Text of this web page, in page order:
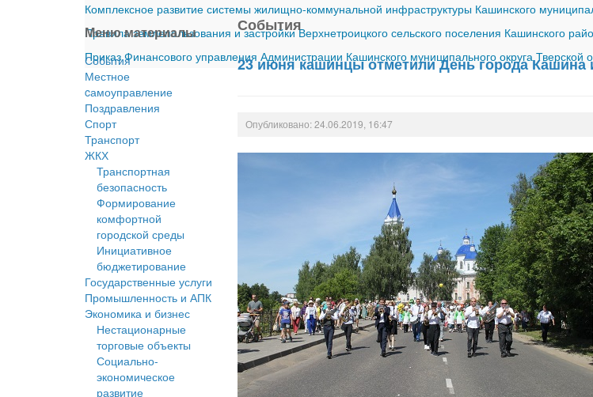
Комплексное развитие системы жилищно-коммунальной инфраструктуры Кашинского
Правила землепользования и застройки Верхнетроицкого сельского поселения Кашинского
Приказ Финансового управления Администрации Кашинского муниципального округа
Меню материалы
События
Местное
cамоуправление
Поздравления
Спорт
Транспорт
ЖКХ
Транспортная
безопасность
Формирование
комфортной
городской среды
Инициативное
бюджетирование
Государственные услуги
Промышленность и АПК
Экономика и бизнес
Нестационарные
торговые объекты
Социально-
экономическое
развитие
События
23 июня кашинцы отметили День города Кашина
Опубликовано: 24.06.2019, 16:47